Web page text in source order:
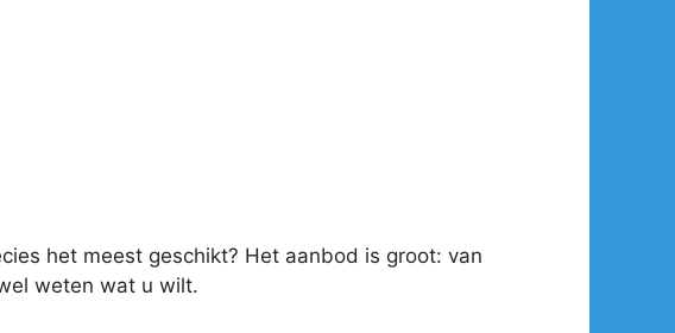
het meest geschikt? Het aanbod is groot: van
weten wat u wilt.